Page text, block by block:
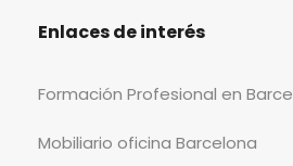
Enlaces de interés
Formación Profesional en
Mobiliario oficina Barcelona